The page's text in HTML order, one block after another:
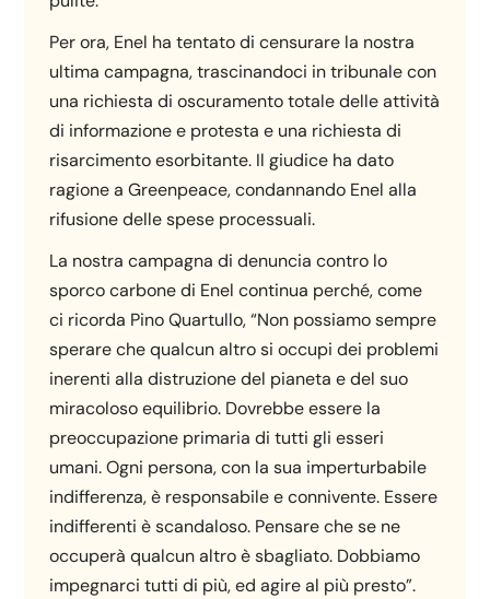
Per ora, Enel ha tentato di censurare la nostra
ultima campagna, trascinandoci in tribunale con
una richiesta di oscuramento totale delle attività
di informazione e protesta e una richiesta di
risarcimento esorbitante. Il giudice ha dato
ragione a Greenpeace, condannando Enel alla
rifusione delle spese processuali.
La nostra campagna di denuncia contro lo
sporco carbone di Enel continua perché, come
ci ricorda Pino Quartullo, “Non possiamo sempre
sperare che qualcun altro si occupi dei problemi
inerenti alla distruzione del pianeta e del suo
miracoloso equilibrio. Dovrebbe essere la
preoccupazione primaria di tutti gli esseri
umani. Ogni persona, con la sua imperturbabile
indifferenza, è responsabile e connivente. Essere
indifferenti è scandaloso. Pensare che se ne
occuperà qualcun altro è sbagliato. Dobbiamo
impegnarci tutti di più, ed agire al più presto”.